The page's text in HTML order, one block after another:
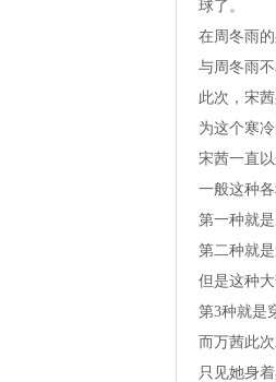
球了。
在周冬雨
与周冬雨
此次，宋
为这个寒
宋茜一直
一般这种
第一种就
第二种就
但是这种
第3种就是
而万茜此
只见她身